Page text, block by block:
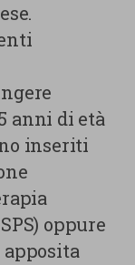
anni di età
inseriti
oppure